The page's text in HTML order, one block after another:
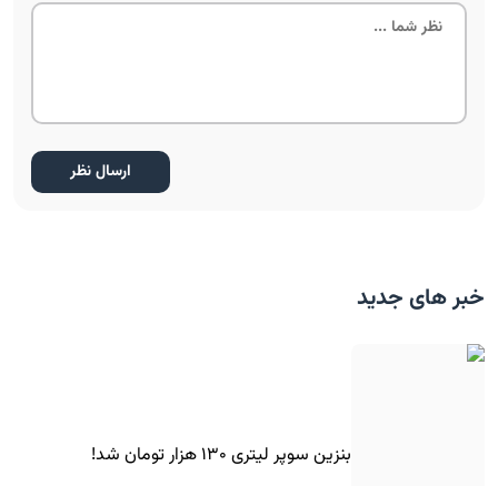
خبر های جدید
بنزین سوپر لیتری ۱۳۰ هزار تومان شد!